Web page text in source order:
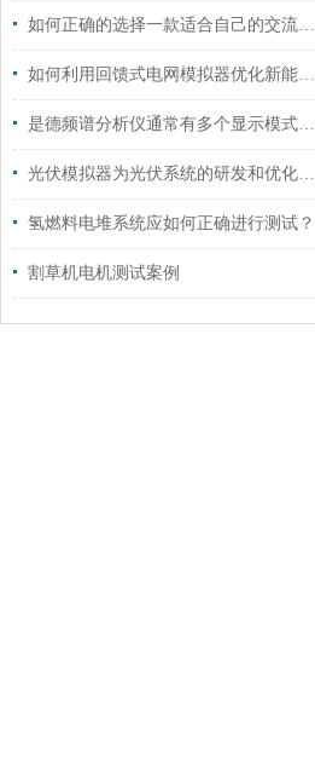
如何正确的选择一款适合自己的交流电源
如何利用回馈式电网模拟器优化新能源并网？
是德频谱分析仪通常有多个显示模式，包括对数型和线性型
光伏模拟器为光伏系统的研发和优化提供了高效的工具
氢燃料电堆系统应如何正确进行测试？
割草机电机测试案例